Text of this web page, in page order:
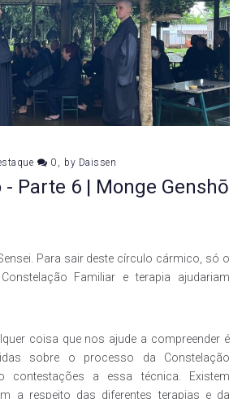
0 by Daissen
- Parte 6 | Monge Genshō
Para sair deste círculo cármico, só o
Familiar e terapia ajudariam
coisa que nos ajude a compreender é
sobre o processo da Constelação
contestações a essa técnica. Existem
a respeito das diferentes terapias e da